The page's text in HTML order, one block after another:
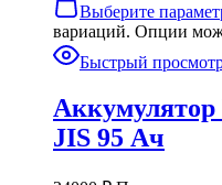
Выберите
вариаций. Опции
Быстрый
Аккумулятор
JIS 95 Ач